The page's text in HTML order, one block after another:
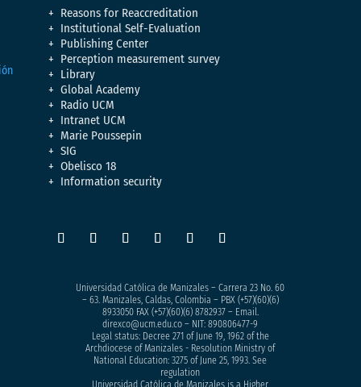
Reasons for Reaccreditation
Institutional Self-Evaluation
Publishing Center
Perception measurement survey
Library
Global Academy
Radio UCM
Intranet UCM
Marie Poussepin
SIG
Obelisco 18
Information security
Universidad Católica de Manizales – Carrera 23 No. 60
– 63. Manizales, Caldas, Colombia – PBX (+57)(60)(6)
8933050FAX (+57)(60)(6) 8782937 – Email.
direxco@ucm.edu.co – NIT: 890806477-9
Legal status: Decree 271 of June 19, 1962 of the
Archdiocese of Manizales - Resolution Ministry of
National Education: 3275 of June 25, 1993. See
regulation
Universidad Católica de Manizales is a Higher